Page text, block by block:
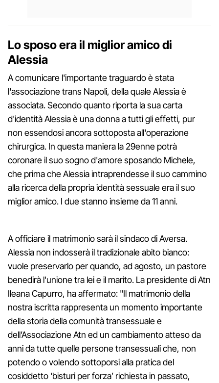
Lo sposo era il miglior amico di
Alessia
A comunicare l'importante traguardo è stata
l'associazione trans Napoli, della quale Alessia è
associata. Secondo quanto riporta la sua carta
d'identità Alessia è una donna a tutti gli effetti, pur
non essendosi ancora sottoposta all'operazione
chirurgica. In questa maniera la 29enne potrà
coronare il suo sogno d'amore sposando Michele,
che prima che Alessia intraprendesse il suo cammino
alla ricerca della propria identità sessuale era il suo
miglior amico. I due stanno insieme da 11 anni.
A officiare il matrimonio sarà il sindaco di Aversa.
Alessia non indosserà il tradizionale abito bianco:
vuole preservarlo per quando, ad agosto, un pastore
benedirà l'unione tra lei e il marito. La presidente di Atn
Ileana Capurro, ha affermato: "Il matrimonio della
nostra iscritta rappresenta un momento importante
della storia della comunità transessuale e
dell’Associazione Atn ed un cambiamento atteso da
anni da tutte quelle persone transessuali che, non
potendo o volendo sottoporsi alla pratica del
cosiddetto ‘bisturi per forza’ richiesta in passato,